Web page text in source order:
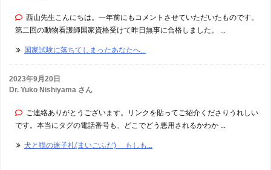
西山先生こんにちは。一年前にもコメントさせていただいたものです。
第二回の動物看護師国家資格受けて昨日無事に合格しました。 ...
国家試験に落ちてしまったあなたへ...
2023年9月20日
Dr. Yuko Nishiyama さん
ご連絡ありがとうございます。リンクを貼ってご紹介くださりうれしい
です。本当にタグの電話番号も、どこでどう悪用されるかわか ...
犬と猫の迷子札(まいごふだ) もしも...